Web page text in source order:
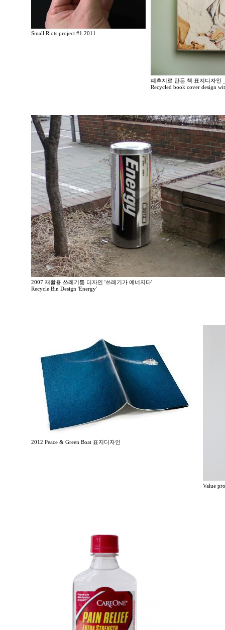
Small Riots project #1 2011
폐휴지로 만든 책 표지디자인
Recycled book cover design
2007 재활용 쓰레기통 디자인 '쓰레기가 에너지다'
Recycle Bin Design 'Energy'
2012 Peace & Green Boat 표지디자인
Value